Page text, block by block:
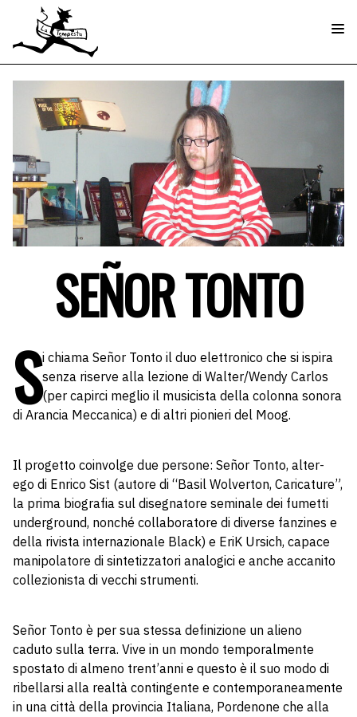
SEÑOR TONTO
Si chiama Señor Tonto il duo elettronico che si ispira
senza riserve alla lezione di Walter/Wendy Carlos
(per capirci meglio il musicista della colonna sonora
di Arancia Meccanica) e di altri pionieri del Moog.
Il progetto coinvolge due persone: Señor Tonto, alter-
ego di Enrico Sist (autore di “Basil Wolverton, Caricature”,
la prima biografia sul disegnatore seminale dei fumetti
underground, nonché collaboratore di diverse fanzines e
della rivista internazionale Black) e EriK Ursich, capace
manipolatore di sintetizzatori analogici e anche accanito
collezionista di vecchi strumenti.
Señor Tonto è per sua stessa definizione un alieno
caduto sulla terra. Vive in un mondo temporalmente
spostato di almeno trent’anni e questo è il suo modo di
ribellarsi alla realtà contingente e contemporaneamente
in una città della provincia Italiana, Pordenone che alla